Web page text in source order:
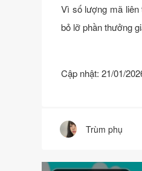
Vì số lượng mã liên
bỏ lỡ phần thưởng
Cập nhật: 21/01/
Trùm phụ